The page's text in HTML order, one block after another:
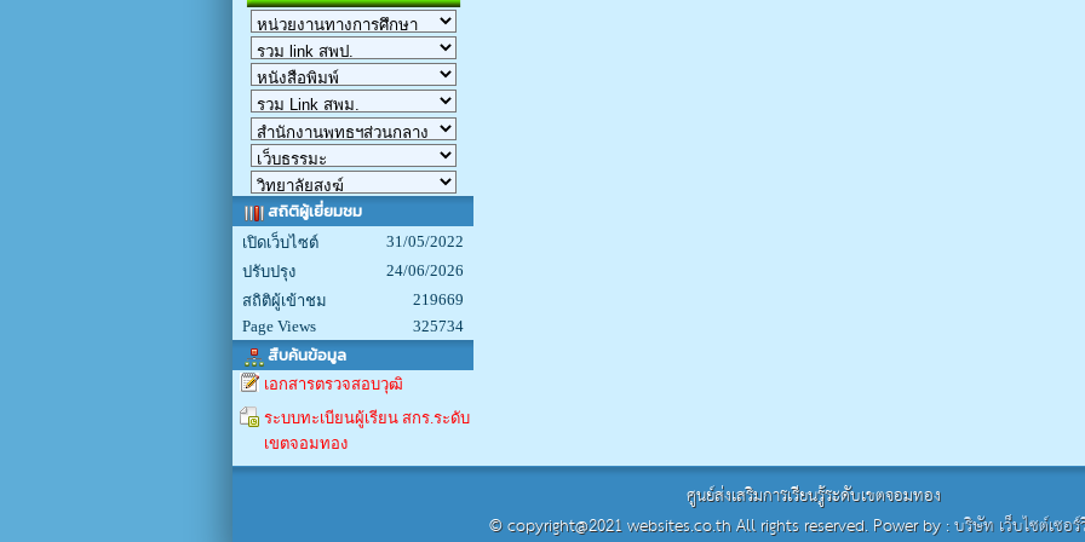
สถิติผู้เยี่ยมชม
เปิดเว็บไซต์
31/05/2022
ปรับปรุง
24/06/2026
สถิติผู้เข้าชม
219669
Page Views
325734
สืบค้นข้อมูล
เอกสารตรวจสอบวุฒิ
ระบบทะเบียนผู้เรียน สกร.ระดับ
เขตจอมทอง
ศูนย์ส่งเสริมการเรียนรู้ระดับเขตจอมทอง
© copyright@2021 websites.co.th All rights reserved. Power by :บริษัท เว็บไซต์เซอ